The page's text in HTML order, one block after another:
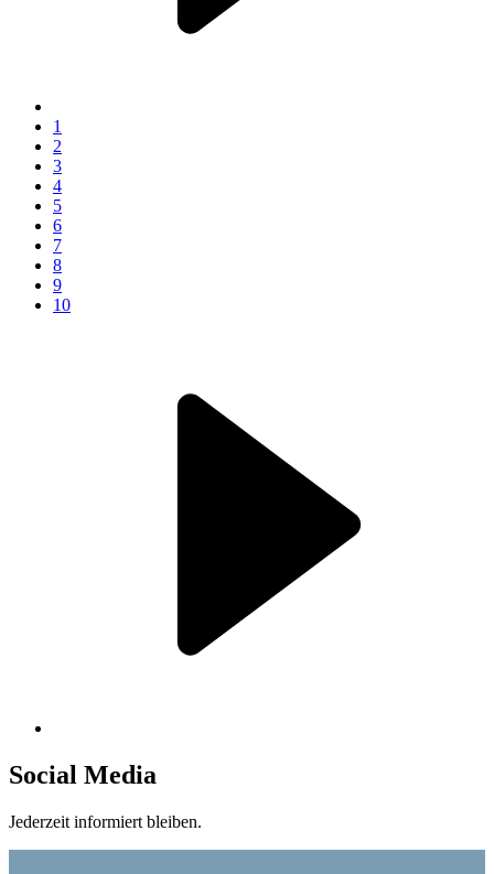
1
2
3
4
5
6
7
8
9
10
Social Media
Jederzeit informiert bleiben.